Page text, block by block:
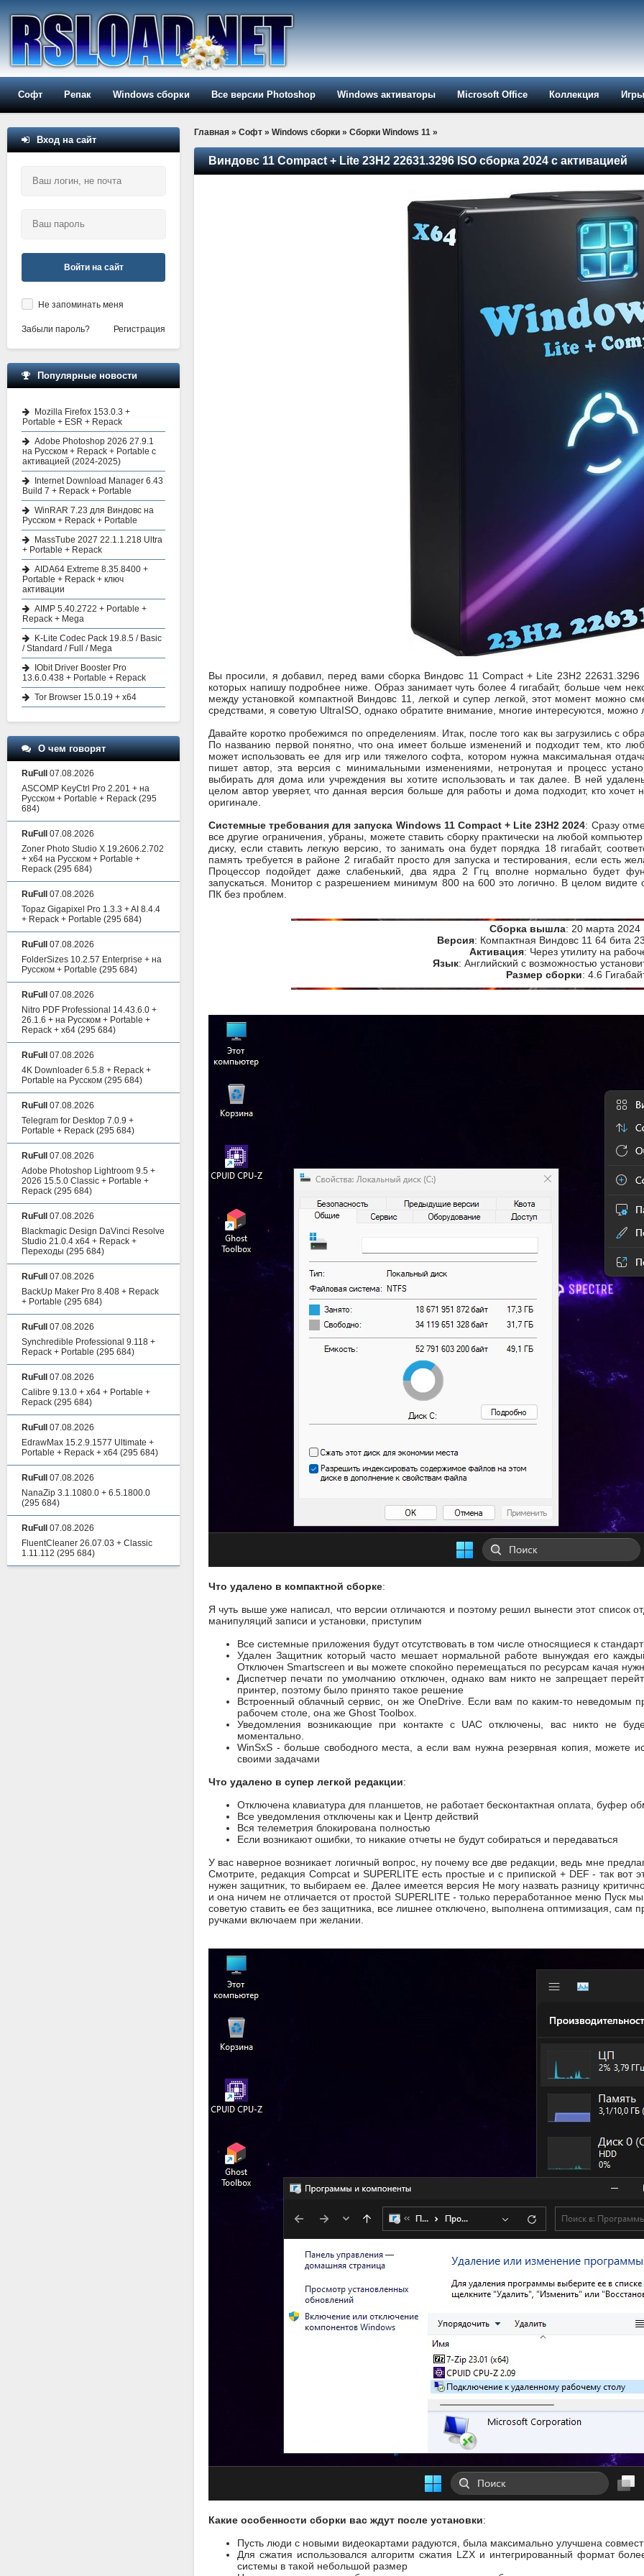
Софт Репак Windows сборки Все версии Photoshop Windows активаторы Microsoft Office Коллекция Игры
Главная » Софт » Windows сборки » Сборки Windows 11 »
Виндовс 11 Compact + Lite 23H2 22631.3296 ISO сборка 2024 с активацией
Вы просили, я добавил, перед вами сборка Виндовс 11 Compact + Lite 23H2
которых напишу подробнее ниже. Образ занимает чуть более 4 гигабайт, больше чем
между установкой компактной Виндовс 11, легкой и супер легкой, этот момент можно
средствами, я советую UltraISO, однако обратите внимание, многие интересуются,
Давайте коротко пробежимся по определениям. Итак, после того как вы загрузились с
По названию первой понятно, что она имеет больше изменений и подходит тем, кто
может использовать ее для игр или тяжелого софта, котором нужна максимальная
пишет автор, эта версия с минимальными изменениями, нетронутая и процесс
выбирать для дома или учреждения вы хотите использовать и так далее. В ней
целом автор уверяет, что данная версия больше для работы и дома подходит, кто хочет
оригинале.
Системные требования для запуска Windows 11 Compact + Lite 23H2 2024: Сразу
все другие ограничения, убраны, можете ставить сборку практически на любой
диску, если ставить легкую версию, то занимать она будет порядка 18 гигабайт,
память требуется в районе 2 гигабайт просто для запуска и тестирования, если есть
Процессор подойдет даже слабенький, два ядра 2 Ггц вполне нормально будет
запускаться. Монитор с разрешением минимум 800 на 600 это логично. В целом
ПК без проблем.
Сборка вышла: 20 марта 2024
Версия: Компактная Виндовс 11 64 бита
Активация: Через утилиту на
Язык: Английский с возможностью
Размер сборки: 4.6
Что удалено в компактной сборке:
Я чуть выше уже написал, что версии отличаются и поэтому решил вынести этот список
манипуляций записи и установки, приступим
Все системные приложения будут отсутствовать в том числе относящиеся к
Удален Защитник который часто мешает нормальной работе вынуждая его
Отключен Smartscreen и вы можете спокойно перемещаться по ресурсам качая
Диспетчер печати по умолчанию отключен, однако вам никто не запрещает
принтер, поэтому было принято такое решение
Встроенный облачный сервис, он же OneDrive. Если вам по каким-то неведомым
рабочем столе, она же Ghost Toolbox.
Уведомления возникающие при контакте с UAC отключены, вас никто не
моментально.
WinSxS - больше свободного места, а если вам нужна резервная копия, можете
своими задачами
Что удалено в супер легкой редакции:
Отключена клавиатура для планшетов, не работает бесконтактная оплата, буфер
Все уведомления отключены как и Центр действий
Вся телеметрия блокирована полностью
Если возникают ошибки, то никакие отчеты не будут собираться и передаваться
У вас наверное возникает логичный вопрос, ну почему все две редакции, ведь мне
Смотрите, редакция Compcat и SUPERLITE есть простые и с припиской + DEF - так вот
нужен защитник, то выбираем ее. Далее имеется версия Не могу назвать разницу
и она ничем не отличается от простой SUPERLITE - только переработанное меню Пуск
советую ставить ее без защитника, все лишнее отключено, выполнена оптимизация, сам
ручками включаем при желании.
Какие особенности сборки вас ждут после установки:
Пусть люди с новыми видеокартами радуются, была максимально улучшена
Для сжатия использовался алгоритм сжатия LZX и интегрированный формат
системы в такой небольшой размер
Вход на сайт
Войти на сайт
Не запоминать меня
Забыли пароль? Регистрация
Популярные новости
Mozilla Firefox 153.0.3 +
Portable + ESR + Repack
Adobe Photoshop 2026 27.9.1
на Русском + Repack + Portable с
активацией (2024-2025)
Internet Download Manager 6.43
Build 7 + Repack + Portable
WinRAR 7.23 для Виндовс на
Русском + Repack + Portable
MassTube 2027 22.1.1.218 Ultra
+ Portable + Repack
AIDA64 Extreme 8.35.8400 +
Portable + Repack + ключ
активации
AIMP 5.40.2722 + Portable +
Repack + Mega
K-Lite Codec Pack 19.8.5 / Basic
/ Standard / Full / Mega
IObit Driver Booster Pro
13.6.0.438 + Portable + Repack
Tor Browser 15.0.19 + x64
О чем говорят
RuFull
07.08.2026
ASCOMP KeyCtrl Pro 2.201 + на
Русском + Portable + Repack (295
684)
RuFull
07.08.2026
Zoner Photo Studio X 19.2606.2.702
+ x64 на Русском + Portable +
Repack (295 684)
RuFull
07.08.2026
Topaz Gigapixel Pro 1.3.3 + AI 8.4.4
+ Repack + Portable (295 684)
RuFull
07.08.2026
FolderSizes 10.2.57 Enterprise + на
Русском + Portable (295 684)
RuFull
07.08.2026
Nitro PDF Professional 14.43.6.0 +
26.1.6 + на Русском + Portable +
Repack + x64 (295 684)
RuFull
07.08.2026
4K Downloader 6.5.8 + Repack +
Portable на Русском (295 684)
RuFull
07.08.2026
Telegram for Desktop 7.0.9 +
Portable + Repack (295 684)
RuFull
07.08.2026
Adobe Photoshop Lightroom 9.5 +
2026 15.5.0 Classic + Portable +
Repack (295 684)
RuFull
07.08.2026
Blackmagic Design DaVinci Resolve
Studio 21.0.4 x64 + Repack +
Переходы (295 684)
RuFull
07.08.2026
BackUp Maker Pro 8.408 + Repack
+ Portable (295 684)
RuFull
07.08.2026
Synchredible Professional 9.118 +
Repack + Portable (295 684)
RuFull
07.08.2026
Calibre 9.13.0 + x64 + Portable +
Repack (295 684)
RuFull
07.08.2026
EdrawMax 15.2.9.1577 Ultimate +
Portable + Repack + x64 (295 684)
RuFull
07.08.2026
NanaZip 3.1.1080.0 + 6.5.1800.0
(295 684)
RuFull
07.08.2026
FluentCleaner 26.07.03 + Classic
1.11.112 (295 684)